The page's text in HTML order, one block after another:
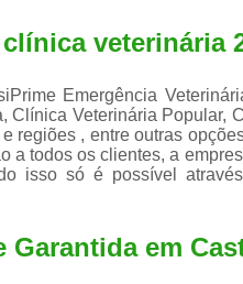
veterinária
Emergência
Clínica Veterinária Popular,
regiões , entre outras
a todos os clientes, a
isso só é possível
Garantida em